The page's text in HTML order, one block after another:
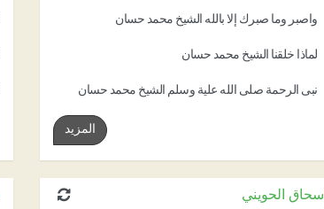
واصبر وما صبرك إلا بالله الشيخ محمد حسان
لماذا خلقنا الشيخ محمد حسان
نبى الرحمة صلى الله علية وسلم الشيخ محمد حسان
المزيد
إسحاق الحويني